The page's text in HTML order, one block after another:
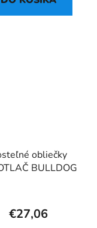
obliečky
BULLDOG
€27,06